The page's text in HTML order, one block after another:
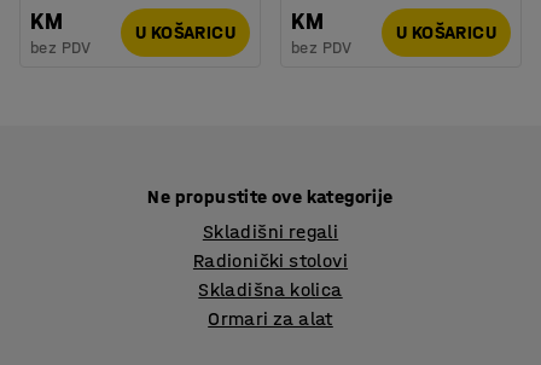
KM
bez PDV
U KOŠARICU
KM
bez PDV
U KOŠARICU
Ne propustite ove kategorije
Skladišni regali
Radionički stolovi
Skladišna kolica
Ormari za alat